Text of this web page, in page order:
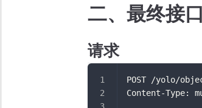
二、最终接
请求
POST /yolo/
Content-Type: